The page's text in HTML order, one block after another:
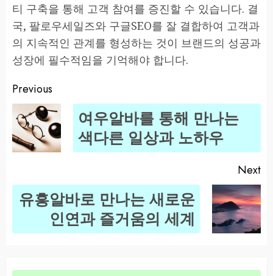
티 구축을 통해 고객 참여를 증진할 수 있습니다. 결
국, 팔로우세일즈와 구글SEO를 잘 결합하여 고객과
의 지속적인 관계를 형성하는 것이 브랜드의 성공과
성장에 필수적임을 기억해야 합니다.
Post
navigation
Previous
여우알바를 통해 만나는
색다른 일상과 노하우
Next
Next
유흥알바로 만나는 새로운
인연과 즐거움의 세계